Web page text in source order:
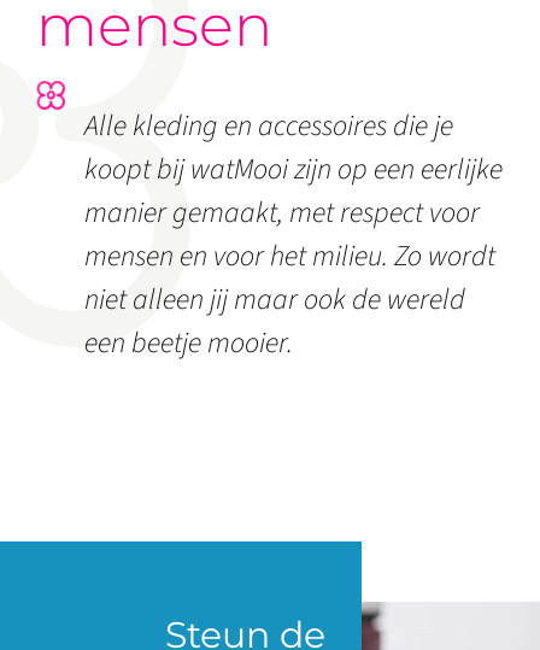
mensen
Alle kleding en accessoires die je
koopt bij watMooi zijn op een eerlijke
manier gemaakt, met respect voor
mensen en voor het milieu. Zo wordt
niet alleen jij maar ook de wereld
een beetje mooier.
Steun de